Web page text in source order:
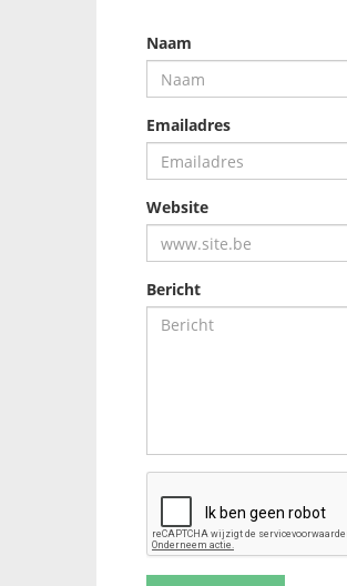
Naam
Emailadres
Website
Bericht